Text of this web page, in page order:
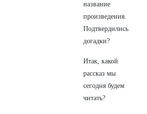
название
произведения.
Подтвердились
догадки?
Итак, какой
рассказ мы
сегодня будем
читать?